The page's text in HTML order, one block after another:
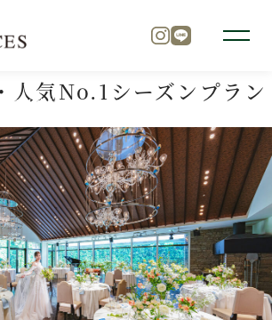
80名様以上・人気No.1シーズンプラン
人気No.1シーズンプラン